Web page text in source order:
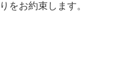
りをお約束します。